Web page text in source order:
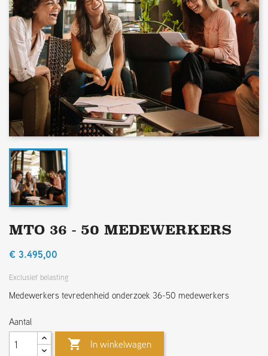
MTO 36 - 50 MEDEWERKERS
€ 3.495,00
Exclusief belasting
Medewerkers tevredenheid onderzoek 36-50 medewerkers
Aantal
 In winkelwagen